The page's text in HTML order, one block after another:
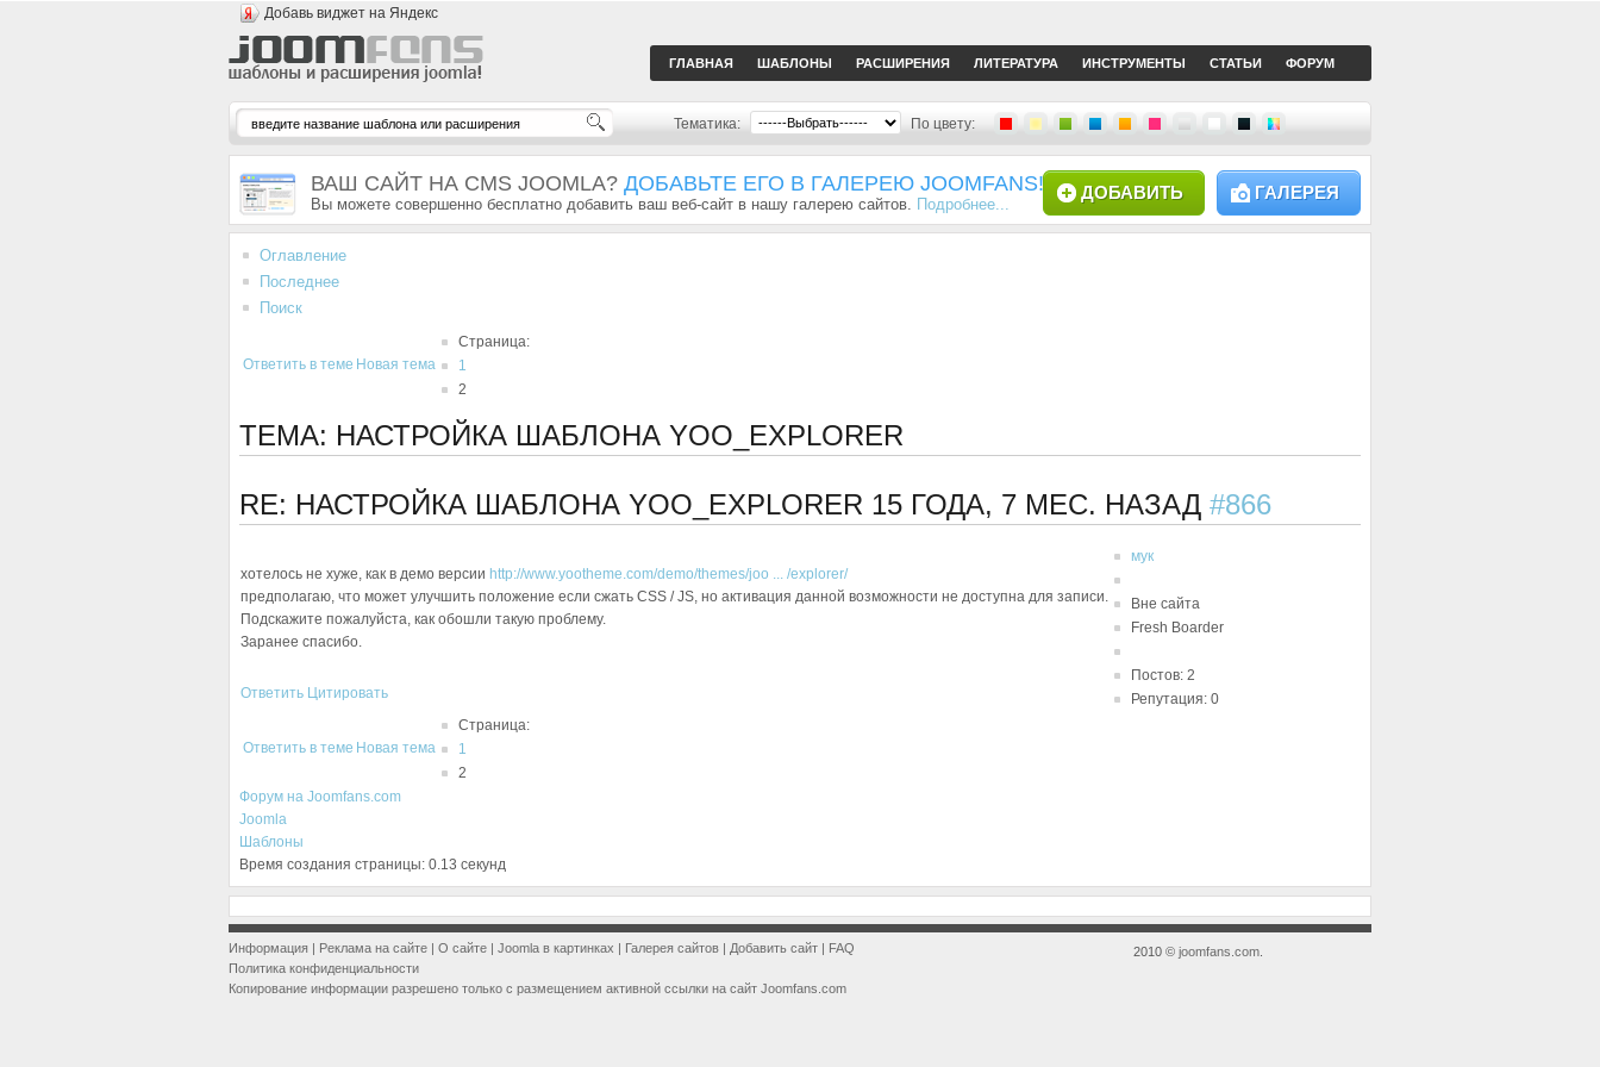
Добавь виджет на Яндекс
ГЛАВНАЯ ШАБЛОНЫ РАСШИРЕНИЯ ЛИТЕРАТУРА ИНСТРУМЕНТЫ СТАТЬИ ФОРУМ
Тематика: По цвету:
ВАШ САЙТ НА CMS JOOMLA? ДОБАВЬТЕ ЕГО В ГАЛЕРЕЮ JOOMFANS!
Вы можете совершенно бесплатно добавить ваш веб-сайт в нашу галерею сайтов. Подробнее...
ГАЛЕРЕЯ
ДОБАВИТЬ
Оглавление
Последнее
Поиск
Ответить в теме Новая тема
Страница:
1
2
ТЕМА: НАСТРОЙКА ШАБЛОНА YOO_EXPLORER
RE: НАСТРОЙКА ШАБЛОНА YOO_EXPLORER 15 ГОДА, 7 МЕС. НАЗАД #866
хотелось не хуже, как в демо версии http://www.yootheme.com/demo/themes/joo ... /explorer/
предполагаю, что может улучшить положение если сжать CSS / JS, но активация данной возможности не доступна для записи.
Подскажите пожалуйста, как обошли такую проблему.
Заранее спасибо.
мук
Вне сайта
Fresh Boarder
Постов: 2
Репутация: 0
Ответить Цитировать
Ответить в теме Новая тема
Страница:
1
2
Форум на Joomfans.com
Joomla
Шаблоны
Время создания страницы: 0.13 секунд
Информация | Реклама на сайте | О сайте | Joomla в картинках | Галерея сайтов | Добавить сайт | FAQ
Политика конфиденциальности
Копирование информации разрешено только с размещением активной ссылки на сайт Joomfans.com
2010 © joomfans.com